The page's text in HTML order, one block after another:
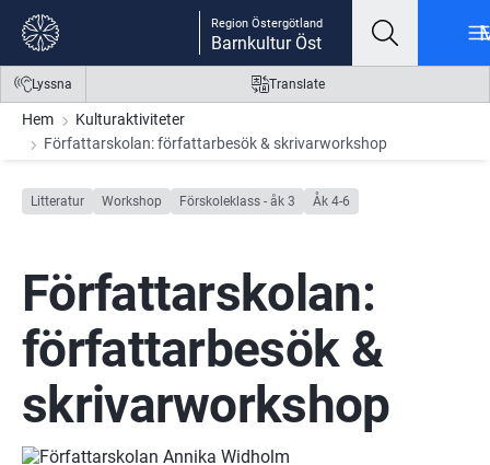
Gå till innehåll
Gå till meny
Gå till sidfot Region Östergötland
Barnkultur Öst
Lyssna Translate
Hem
Kulturaktiviteter
Författarskolan: författarbesök & skrivarworkshop
Litteratur Workshop Förskoleklass - åk 3 Åk 4-6
Författarskolan:
författarbesök &
skrivarworkshop